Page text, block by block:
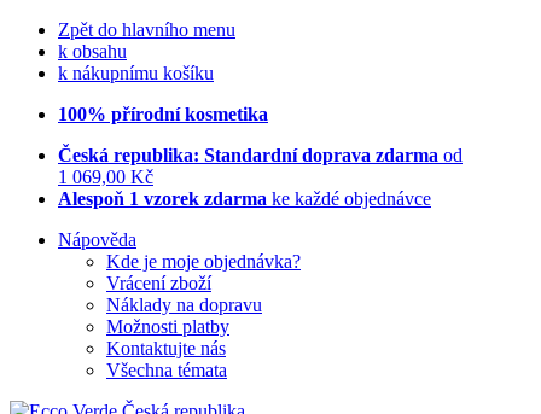
Zpět do hlavního menu
k obsahu
k nákupnímu košíku
100% přírodní kosmetika
Česká republika: Standardní doprava zdarma od
1 069,00 Kč
Alespoň 1 vzorek zdarma ke každé objednávce
Nápověda
Kde je moje objednávka?
Vrácení zboží
Náklady na dopravu
Možnosti platby
Kontaktujte nás
Všechna témata